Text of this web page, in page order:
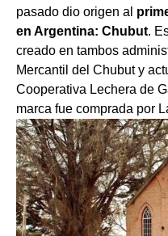
pasado dio origen al
en Argentina: Chubut.
creado en tambos
Mercantil del Chubut y
Cooperativa Lechera de
marca fue comprada por